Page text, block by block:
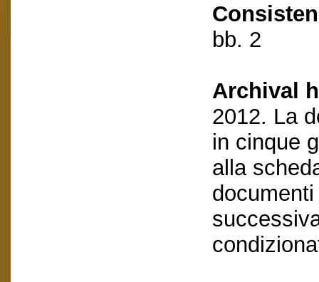
bb. 2
Archival
2012. La
in cinque
alla